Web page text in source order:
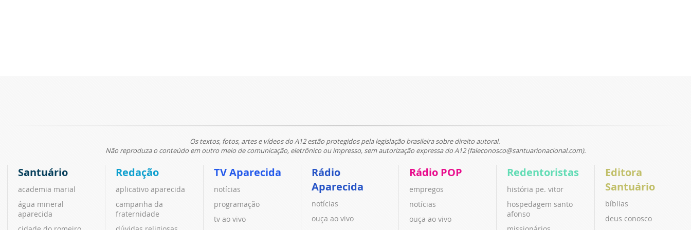
Os textos, fotos, artes e vídeos do A12 estão protegidos pela legislação brasileira sobre direito autoral.
Não reproduza o conteúdo em outro meio de comunicação, eletrônico ou impresso, sem autorização expressa do A12 (faleconosco@santuarionacional.com).
Santuário
academia marial
água mineral
aparecida
Redação
aplicativo aparecida
campanha da
fraternidade
TV Aparecida
notícias
programação
tv ao vivo
Rádio
Aparecida
notícias
ouça ao vivo
Rádio POP
empregos
notícias
ouça ao vivo
Redentoristas
história pe. vitor
hospedagem santo
afonso
Editora
Santuário
bíblias
deus conosco